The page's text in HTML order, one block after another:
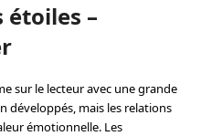
étoiles –
sur le lecteur avec une grande
développés, mais les relations
émotionnelle. Les